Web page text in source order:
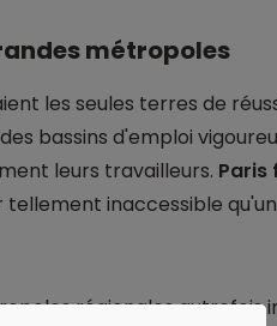
métropoles
les seules terres de
bassins d'emploi
leurs travailleurs. Paris
inaccessible
régionales autrefois